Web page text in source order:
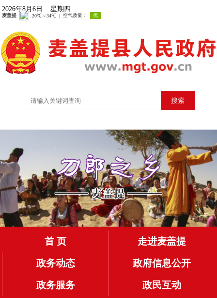
2026年8月6日 星期四
搜索
首 页 走进麦盖提
政务动态 政府信息公开
政务服务 政民互动